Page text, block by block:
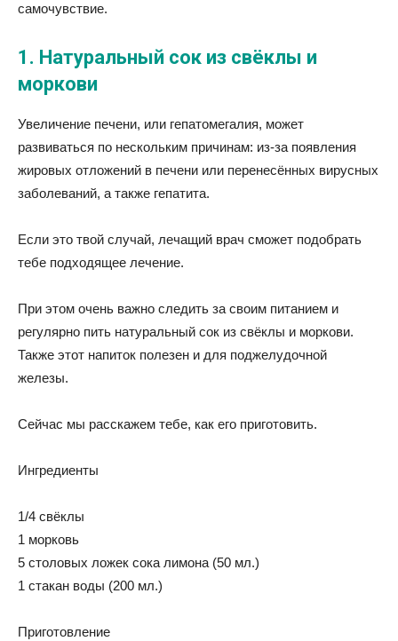
самочувствие.
1. Натуральный сок из свёклы и
моркови
Увеличение печени, или гепатомегалия, может
развиваться по нескольким причинам: из-за появления
жировых отложений в печени или перенесённых вирусных
заболеваний, а также гепатита.
Если это твой случай, лечащий врач сможет подобрать
тебе подходящее лечение.
При этом очень важно следить за своим питанием и
регулярно пить натуральный сок из свёклы и моркови.
Также этот напиток полезен и для поджелудочной
железы.
Сейчас мы расскажем тебе, как его приготовить.
Ингредиенты
1/4 свёклы
1 морковь
5 столовых ложек сока лимона (50 мл.)
1 стакан воды (200 мл.)
Приготовление